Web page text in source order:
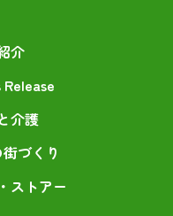
介
介護
づくり
ストアー